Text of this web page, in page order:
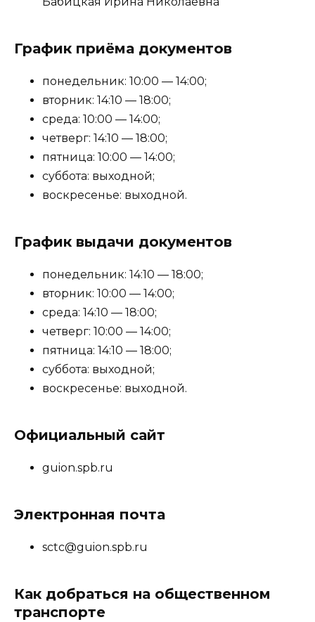
График приёма документов
понедельник: 10:00 — 14:00;
вторник: 14:10 — 18:00;
среда: 10:00 — 14:00;
четверг: 14:10 — 18:00;
пятница: 10:00 — 14:00;
суббота: выходной;
воскресенье: выходной.
График выдачи документов
понедельник: 14:10 — 18:00;
вторник: 10:00 — 14:00;
среда: 14:10 — 18:00;
четверг: 10:00 — 14:00;
пятница: 14:10 — 18:00;
суббота: выходной;
воскресенье: выходной.
Официальный сайт
guion.spb.ru
Электронная почта
sctc@guion.spb.ru
Как добраться на общественном
транспорте